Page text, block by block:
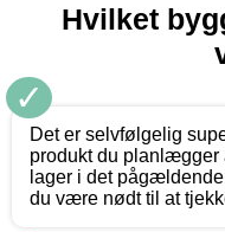
Hvilket
✓
Det er selvfølgelig
produkt du planlægger
lager i det
du være nødt til at